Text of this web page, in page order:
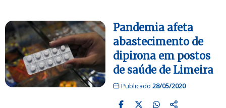
Pandemia afeta
abastecimento de
dipirona em postos
de saúde de Limeira
Publicado 28/05/2020